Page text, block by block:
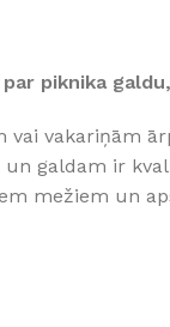
paneļi
JAUNUMS!
piknika
vakariņām
galdam ir
mežiem un